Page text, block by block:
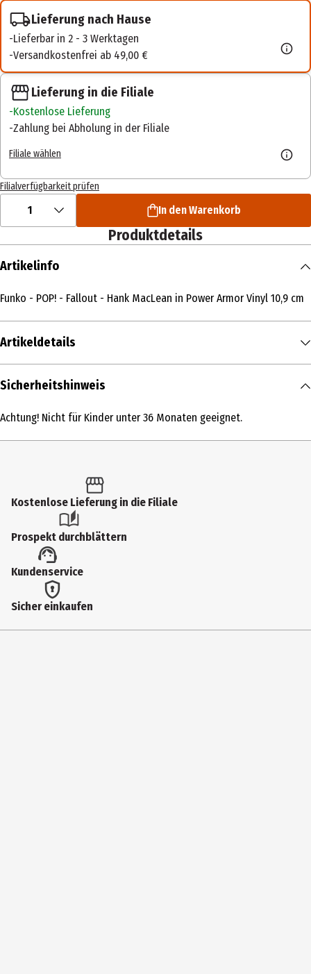
Lieferung nach Hause
Lieferbar in 2 - 3 Werktagen
Versandkostenfrei ab 49,00 €
Lieferung in die Filiale
Kostenlose Lieferung
Zahlung bei Abholung in der Filiale
Filiale wählen
Filialverfügbarkeit prüfen
1 In den Warenkorb
Produktdetails
Artikelinfo
Funko - POP! - Fallout - Hank MacLean in Power Armor Vinyl 10,9 cm
Artikeldetails
Inhalt
Produkttyp
6 Jahre
Artikelnummer des Herstellers
90706
Lizenz (spw)
Hersteller
Sicherheitshinweis
Achtung! Nicht für Kinder unter 36 Monaten geeignet.
Kostenlose Lieferung in die Filiale
Prospekt durchblättern
Kundenservice
Sicher einkaufen